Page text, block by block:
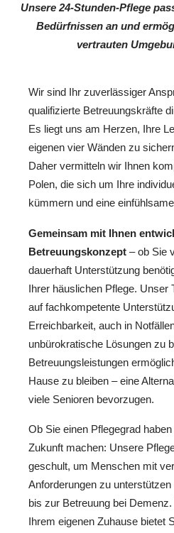
Unsere 24-Stunden-Pflege
Bedürfnissen an und
vertrauten
Wir sind Ihr zuverlässiger
qualifizierte Betreuungskräfte
Es liegt uns am Herzen, Ihre
eigenen vier Wänden zu
Daher vermitteln wir Ihnen
Polen, die sich um Ihre
kümmern und eine
Gemeinsam mit Ihnen
Betreuungskonzept – ob Sie
dauerhaft Unterstützung
Ihrer häuslichen Pflege. Unser
auf fachkompetente
Erreichbarkeit, auch in
unbürokratische Lösungen zu
Betreuungsleistungen
Hause zu bleiben – eine
viele Senioren bevorzugen.
Ob Sie einen Pflegegrad
Zukunft machen: Unsere
geschult, um Menschen mit
Anforderungen zu
bis zur Betreuung bei
Ihrem eigenen Zuhause bietet